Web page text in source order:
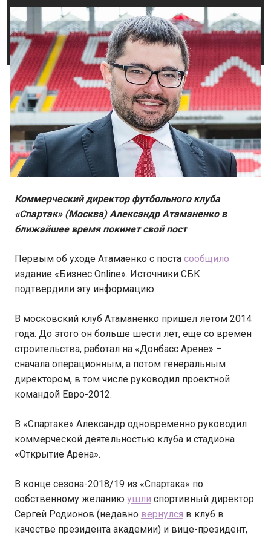
Коммерческий директор футбольного клуба
«Спартак» (Москва) Александр Атаманенко в
ближайшее время покинет свой пост
Первым об уходе Атамаенко с поста сообщило
издание «Бизнес Online». Источники СБК
подтвердили эту информацию.
В московский клуб Атаманенко пришел летом 2014
года. До этого он больше шести лет, еще со времен
строительства, работал на «Донбасс Арене» –
сначала операционным, а потом генеральным
директором, в том числе руководил проектной
командой Евро-2012.
В «Спартаке» Александр одновременно руководил
коммерческой деятельностью клуба и стадиона
«Открытие Арена».
В конце сезона-2018/19 из «Спартака» по
собственному желанию ушли спортивный директор
Сергей Родионов (недавно вернулся в клуб в
качестве президента академии) и вице-президент,